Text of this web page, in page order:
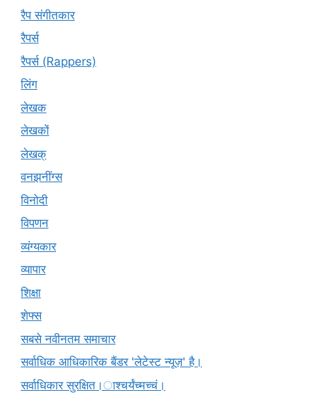
रैप संगीतकार
रैपर्स
रैपर्स (Rappers)
लिंग
लेखक
लेखकों
लेखक्
वनझनींग्स
विनोदी
विपणन
व्यंग्यकार
व्यापार
शिक्षा
शेफ्स
सबसे नवीनतम समाचार
सर्वाधिक आधिकारिक बैंडर 'लेटेस्ट न्यूज़' है।
सर्वाधिकार सुरक्षित।ाश्चर्यंच्मच्चं।